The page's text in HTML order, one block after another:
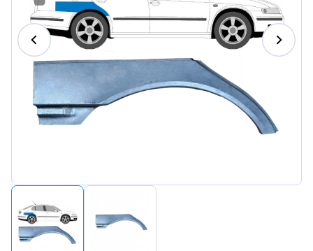
Magyar